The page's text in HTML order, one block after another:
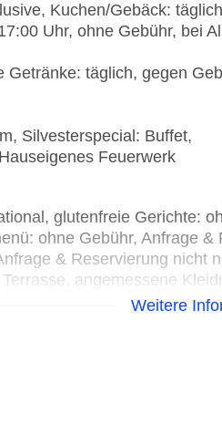
Kuchen/Gebäck:
Uhr, ohne Gebühr, bei
täglich, gegen
Silvesterspecial: Buffet,
Feuerwerk
glutenfreie Gerichte:
ohne Gebühr, Anfrage &
& Reservierung nicht
angemessene
Gerichte: ohne Gebühr,
Weitere